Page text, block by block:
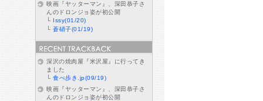
映画『ヤッターマン』、深田恭子さ
んのドロンジョ姿が初公開
└ Issy(01/20)
└蒼硝子(01/19)
深沢の焼肉屋『米沢屋』に行ってき
ました
└食べ歩き.jp(09/19)
映画『ヤッターマン』、深田恭子さ
んのドロンジョ姿が初公開